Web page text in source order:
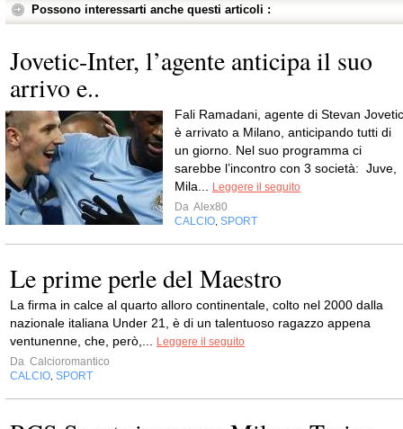
Possono interessarti anche questi articoli :
Jovetic-Inter, l’agente anticipa il suo
arrivo e..
Fali Ramadani, agente di Stevan
è arrivato a Milano, anticipando tutti di
un giorno. Nel suo programma ci
sarebbe l’incontro con 3 società: Juve,
Mila...
Leggere il seguito
Da Alex80
CALCIO SPORT
Le prime perle del Maestro
La firma in calce al quarto alloro continentale, colto nel 2000 dalla
nazionale italiana Under 21, è di un talentuoso ragazzo appena
ventunenne, che, però,...
Leggere il seguito
Da Calcioromantico
CALCIO SPORT